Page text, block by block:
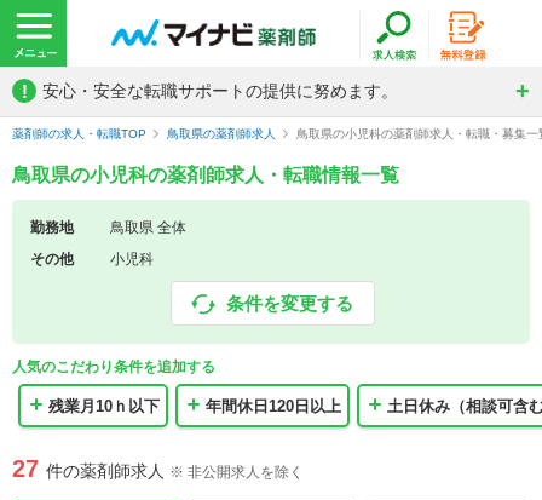
! 安心・安全な転職サポートの提供に努めます。
薬剤師の求人・転職TOP 鳥取県の薬剤師求人 鳥取県の小児科の薬剤師求人・転職・募集一
鳥取県の小児科の薬剤師求人・転職情報一覧
勤務地
鳥取県 全体
その他
小児科
条件を変更する
人気のこだわり条件を追加する
残業月10ｈ以下 年間休日120日以上 土日休み（相談可含
27 件の薬剤師求人 ※ 非公開求人を除く